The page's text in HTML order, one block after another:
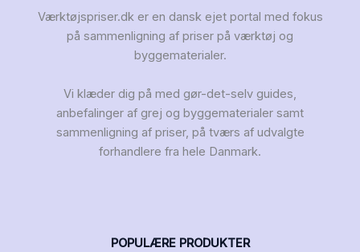
Værktøjspriser.dk er en dansk ejet portal med fokus
på sammenligning af priser på værktøj og
byggematerialer.
Vi klæder dig på med gør-det-selv guides,
anbefalinger af grej og byggematerialer samt
sammenligning af priser, på tværs af udvalgte
forhandlere fra hele Danmark.
POPULÆRE PRODUKTER